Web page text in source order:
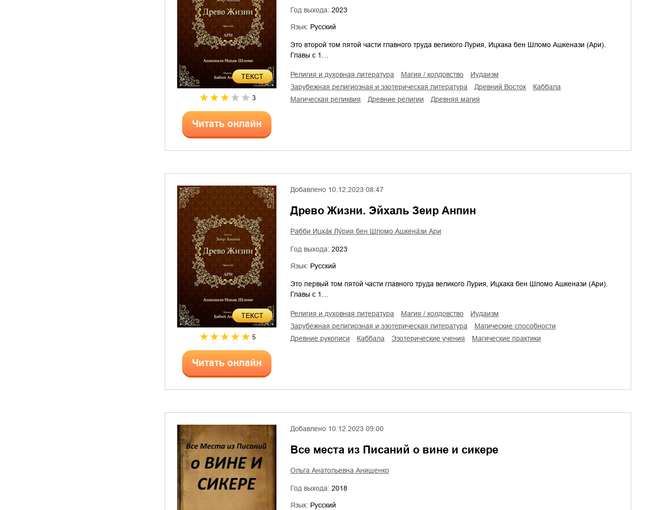
ТЕКСТ
3
Читать онлайн
Год выхода: 2023
Язык: Русский
Это второй том пятой части главного труда великого Лурия, Ицхака бен Шломо Ашкенази (Ари).
Главы с 1…
религия и духовная литература магия / колдовство
иудаизм
зарубежная религиозная и эзотерическая литература
Древний Восток
Каббала
магическая реликвия
древние религии древняя магия
ТЕКСТ
5
Читать онлайн
Добавлено 10.12.2023 08:47
Древо Жизни. Эйхаль Зеир Анпин
Рабби Ицха́к Лу́рия бен Шломо Ашкена́зи Ари
Год выхода: 2023
Язык: Русский
Это первый том пятой части главного труда великого Лурия, Ицхака бен Шломо Ашкенази (Ари).
Главы с 1…
религия и духовная литература магия / колдовство
иудаизм
зарубежная религиозная и эзотерическая литература
магические способности
древние рукописи
Каббала эзотерические учения магические практики
Добавлено 10.12.2023 09:00
Все места из Писаний о вине и сикере
Ольга Анатольевна Анищенко
Год выхода: 2018
Язык: Русский